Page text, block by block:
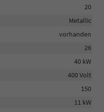
20
Metallic
vorhanden
26
40 kW
400 Volt
150
11 kW